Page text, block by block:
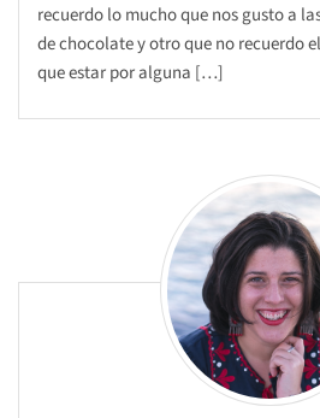
recuerdo lo mucho que nos gusto a
de chocolate y otro que no recuerdo
que estar por alguna […]